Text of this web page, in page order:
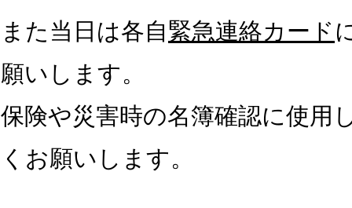
また当日は各自緊急連絡カード
願いします。
保険や災害時の名簿確認に使用
くお願いします。